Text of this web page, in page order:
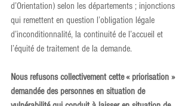
d’Orientation) selon les départements ; injonctions
qui remettent en question l’obligation légale
d’inconditionnalité, la continuité de l’accueil et
l’équité de traitement de la demande.
Nous refusons collectivement cette « priorisation »
demandée des personnes en situation de